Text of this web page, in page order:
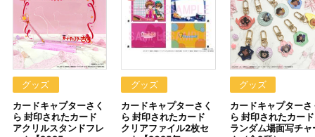
【ご注意(必ずお読みください)】
■商品について
※本商品は、「劇場版カードキャプターさくら 封印されたカード
25周年記念上映」にて劇場販売したグッズとなります。
※「劇場版カードキャプターさくら 封印されたカード 25周年記
念上映」グッズ以外の商品との合わせ買いはできません。
※本商品は準備数に限りがございます。準備数に達した場合､早期
にご注文の受付を終了させていただくことがございます。
※ご要望多数の場合､お届け時期を変更し､再度受注を行うことが
ございます。
※撮影環境やご利用のモニター環境により､実物と多少異なって見
グッズ
カードキャプターさく
ら 封印されたカード
アクリルスタンドフレ
グッズ
カードキャプターさく
ら 封印されたカード
クリアファイル2枚セ
グッズ
カードキャプターさ
ら 封印されたカード
ランダム場面写チャ